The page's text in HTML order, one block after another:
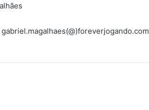
gabriel.magalhaes(@)foreverjogando.com